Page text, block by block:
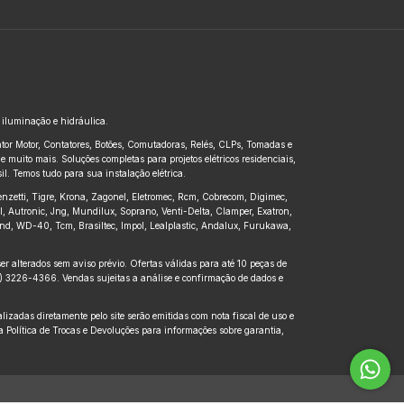
iluminação e hidráulica.
Motor, Contatores, Botões, Comutadoras, Relés, CLPs, Tomadas e
mais. Soluções completas para projetos elétricos residenciais,
Temos tudo para sua instalação elétrica.
Tigre, Krona, Zagonel, Eletromec, Rcm, Cobrecom, Digimec,
Autronic, Jng, Mundilux, Soprano, Venti-Delta, Clamper, Exatron,
WD-40, Tcm, Brasiltec, Impol, Lealplastic, Andalux, Furukawa,
alterados sem aviso prévio. Ofertas válidas para até 10 peças de
3226-4366. Vendas sujeitas a análise e confirmação de dados e
diretamente pelo site serão emitidas com nota fiscal de uso e
de Trocas e Devoluções para informações sobre garantia,